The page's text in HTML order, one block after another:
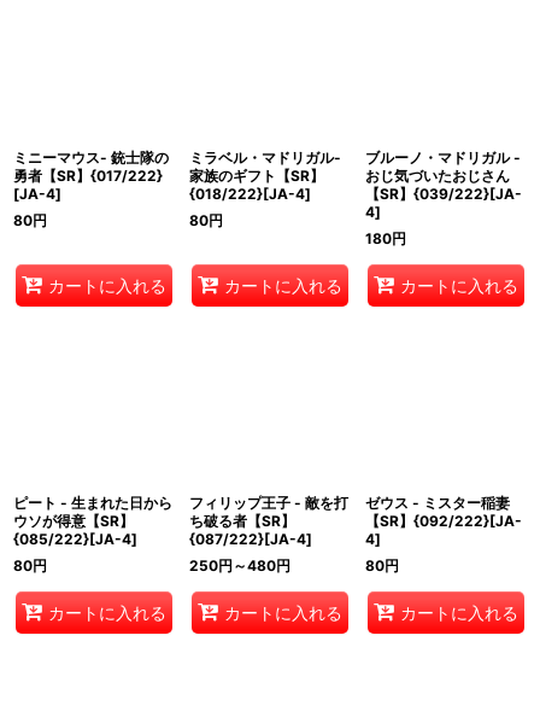
ミニーマウス- 銃士隊の
勇者【SR】{017/222}
[JA-4]
80円
カートに入れる
ミラベル・マドリガル-
家族のギフト【SR】
{018/222}[JA-4]
80円
カートに入れる
ブルーノ・マドリガル -
おじ気づいたおじさん
【SR】{039/222}[JA-
4]
180円
カートに入れる
ピート - 生まれた日から
ウソが得意【SR】
{085/222}[JA-4]
80円
カートに入れる
フィリップ王子 - 敵を打
ち破る者【SR】
{087/222}[JA-4]
250円 ～480円
カートに入れる
ゼウス - ミスター稲妻
【SR】{092/222}[JA-
4]
80円
カートに入れる